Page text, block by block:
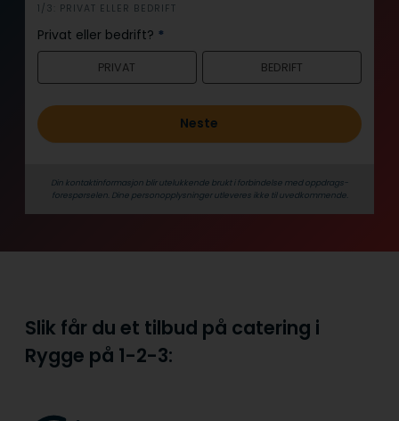
h
e
r
1/3: PRIVAT ELLER BEDRIFT
Privat eller bedrift? *
PRIVAT BEDRIFT
Neste
Din kontaktinformasjon blir utelukkende brukt i forbindelse med oppdrags­
forespørselen. Dine person­­opplysninger utleveres ikke til uvedkommende.
Slik får du et tilbud på catering i
Rygge på 1-2-3: